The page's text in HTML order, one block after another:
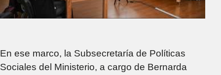
En ese marco, la Subsecretaría de Políticas
Sociales del Ministerio, a cargo de Bernarda